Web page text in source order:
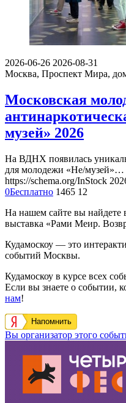
2026-06-26 2026-08-31
Москва, Проспект Мира,
Московская
музей» 2026
На ВДНХ появилась
для молодежи «Не/музей»…
https://schema.org/InStock
0Бесплатно 1465 12
На нашем сайте вы
выставка «Рами Меир.
Кудамоскоу — это
событий Москвы.
Кудамоскоу в курсе всех
Если вы знаете о событии,
нам!
Напомнить
Вы организатор этого